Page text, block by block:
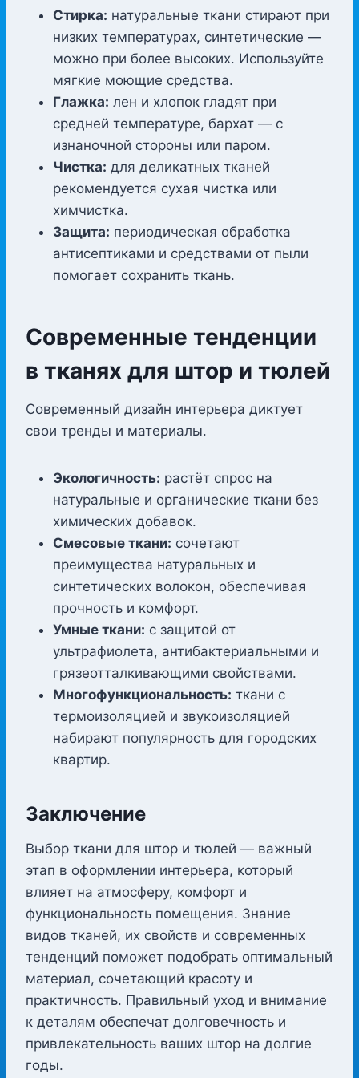
Стирка: натуральные ткани стирают при
низких температурах, синтетические —
можно при более высоких. Используйте
мягкие моющие средства.
Глажка: лен и хлопок гладят при
средней температуре, бархат — с
изнаночной стороны или паром.
Чистка: для деликатных тканей
рекомендуется сухая чистка или
химчистка.
Защита: периодическая обработка
антисептиками и средствами от пыли
помогает сохранить ткань.
Современные тенденции
в тканях для штор и тюлей
Современный дизайн интерьера диктует
свои тренды и материалы.
Экологичность: растёт спрос на
натуральные и органические ткани без
химических добавок.
Смесовые ткани: сочетают
преимущества натуральных и
синтетических волокон, обеспечивая
прочность и комфорт.
Умные ткани: с защитой от
ультрафиолета, антибактериальными и
грязеотталкивающими свойствами.
Многофункциональность: ткани с
термоизоляцией и звукоизоляцией
набирают популярность для городских
квартир.
Заключение
Выбор ткани для штор и тюлей — важный
этап в оформлении интерьера, который
влияет на атмосферу, комфорт и
функциональность помещения. Знание
видов тканей, их свойств и современных
тенденций поможет подобрать оптимальный
материал, сочетающий красоту и
практичность. Правильный уход и внимание
к деталям обеспечат долговечность и
привлекательность ваших штор на долгие
годы.